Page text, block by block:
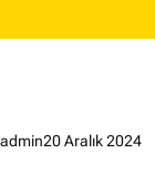
admin20 Aralık 2024